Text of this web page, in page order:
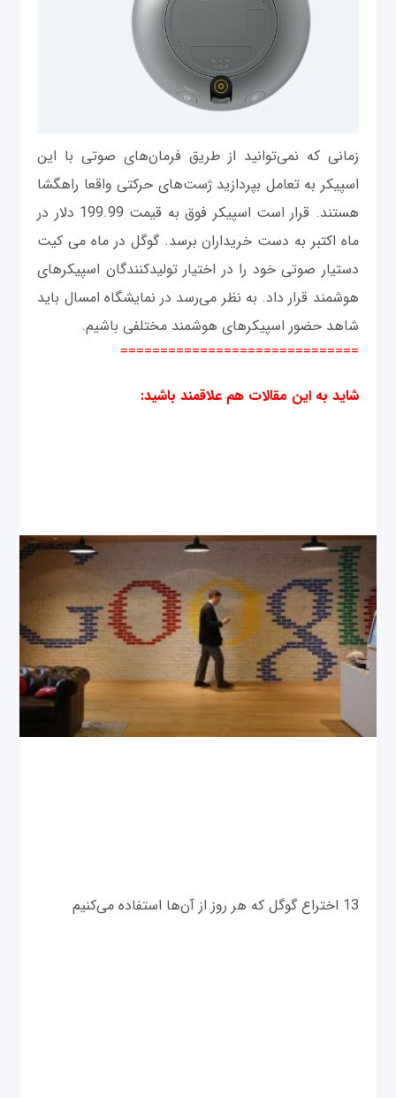
زمانی که نمی‌توانید از طریق فرمان‌های صوتی با این
اسپیکر به تعامل بپردازید ژست‌های حرکتی واقعا راهگشا
هستند. قرار است اسپیکر فوق به قیمت 199.99 دلار در
ماه اکتبر به دست خریداران برسد. گوگل در ماه می کیت
دستیار صوتی خود را در اختیار تولیدکنندگان اسپیکرهای
هوشمند قرار داد. به نظر می‌رسد در نمایشگاه امسال باید
شاهد حضور اسپیکرهای هوشمند مختلفی باشیم.
==============================
شاید به این مقالات هم علاقمند باشید:
13 اختراع گوگل که هر روز از آن‌ها استفاده می‌کنیم